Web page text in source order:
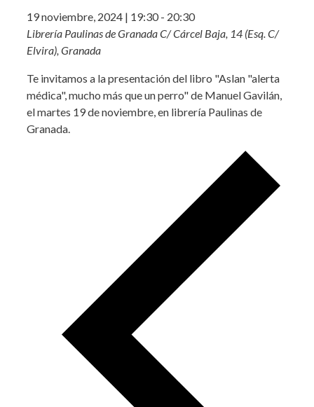
19 noviembre, 2024 | 19:30- 20:30
Librería Paulinas de GranadaC/ Cárcel Baja, 14 (Esq. C/
Elvira), Granada
Te invitamos a la presentación del libro "Aslan "alerta
médica", mucho más que un perro" de Manuel Gavilán,
el martes 19 de noviembre, en librería Paulinas de
Granada.